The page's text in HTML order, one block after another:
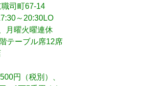
司町67-14
～20:30LO
月曜火曜連休
テーブル席12席
円（税別）、